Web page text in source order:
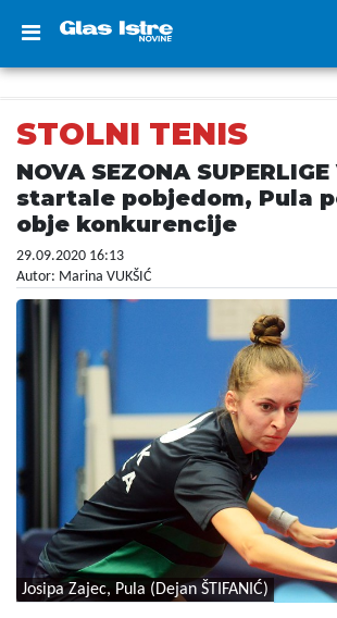
STOLNI TENIS
NOVA SEZONA
startale pobjedom, Pula
obje konkurencije
29.09.2020 16:13
Autor: Marina VUKŠIĆ
Josipa Zajec, Pula (Dejan ŠTIFANIĆ)